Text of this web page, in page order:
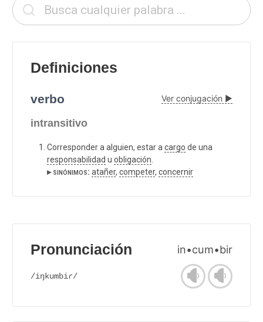
Definiciones
verbo Ver conjugación ▶
intransitivo
Corresponder a alguien, estar a cargo de una
responsabilidad u obligación
▸ sinónimos: atañer, competer, concernir
Pronunciación in•cum•bir
/iŋkumbiɾ/